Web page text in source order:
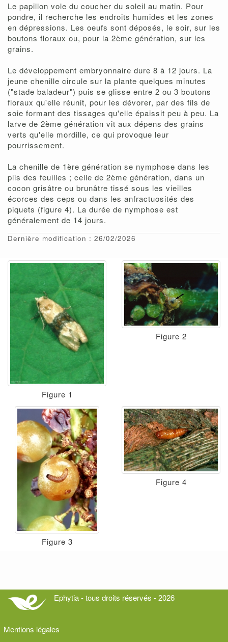
Le papillon vole du coucher du soleil au matin. Pour
pondre, il recherche les endroits humides et les zones
en dépressions. Les oeufs sont déposés, le soir, sur les
boutons floraux ou, pour la 2ème génération, sur les
grains.
Le développement embryonnaire dure 8 à 12 jours. La
jeune chenille circule sur la plante quelques minutes
("stade baladeur") puis se glisse entre 2 ou 3 boutons
floraux qu'elle réunit, pour les dévorer, par des fils de
soie formant des tissages qu'elle épaissit peu à peu. La
larve de 2ème génération vit aux dépens des grains
verts qu'elle mordille, ce qui provoque leur
pourrissement.
La chenille de 1ère génération se nymphose dans les
plis des feuilles ; celle de 2ème génération, dans un
cocon grisâtre ou brunâtre tissé sous les vieilles
écorces des ceps ou dans les anfractuosités des
piquets (figure 4). La durée de nymphose est
généralement de 14 jours.
Dernière modification : 26/02/2026
Figure 1
Figure 2
Figure 3
Figure 4
Ephytia - tous droits réservés - 2026
Mentions légales